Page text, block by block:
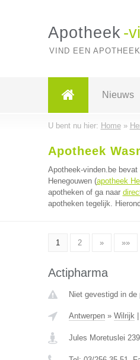
Apotheek -
VIND EEN
Nieuws
U bent nu hier: Home»
Apotheek
Apotheek-vinden.be
Henegouwen (apotheek
apotheken of ga naar
apotheken tegelijk.
1 2 » »»
Actipharma
Niet gevestigd in
Antwerpen» Wilrijk|
Jules Moretuslei 239